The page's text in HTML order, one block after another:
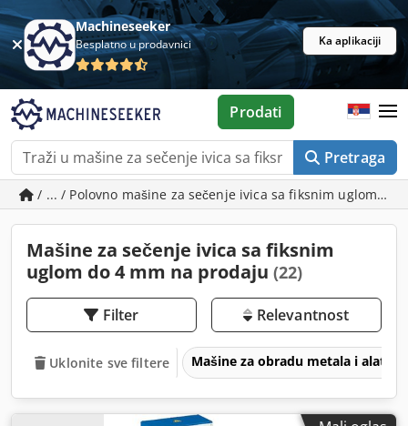
Machineseeker
Besplatno u prodavnici Ka aplikaciji
Pretraga
Prodati
/ ... / Polovno mašine za sečenje ivica sa fiksnim uglom do
Mašine za sečenje ivica sa fiksnim
uglom do 4 mm na prodaju (22)
Filter Relevantnost
Uklonite sve filtere Mašine za obradu metala i alatne